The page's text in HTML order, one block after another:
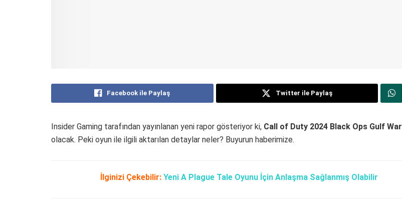
Facebook ile Paylaş Twitter ile Paylaş
Insider Gaming tarafından yayınlanan yeni rapor gösteriyor ki, Call of Duty 2024 Black Ops Gulf War
olacak. Peki oyun ile ilgili aktarılan detaylar neler? Buyurun haberimize.
İlginizi Çekebilir: Yeni A Plague Tale Oyunu İçin Anlaşma Sağlanmış Olabilir